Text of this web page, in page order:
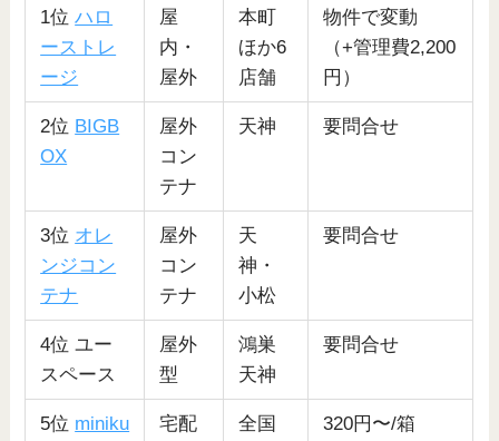
1位ハロ
ーストレ
ージ
屋
内・
屋外
本町
ほか6
店舗
物件で変動
（+管理費2,200
円）
2位 BIGB
OX
屋外
コン
テナ
天神 要問合せ
3位 オレ
ンジコン
テナ
屋外
コン
テナ
天
神・
小松
要問合せ
4位 ユー
スペース
屋外
型
鴻巣
天神
要問合せ
5位 miniku
宅配
全国
320円〜/箱